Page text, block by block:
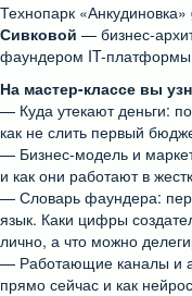
Технопарк
Сивковой — бизнес-
фаундером IT-платформы
На мастер-классе вы
— Куда утекают деньги:
как не слить первый
— Бизнес-модель и
и как они работают в
— Словарь фаундера:
язык. Каки цифры
лично, а что можно
— Работающие каналы и
прямо сейчас и как